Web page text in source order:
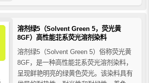
合成工艺及应用优势。
溶剂绿5（Solvent Green 5，荧光黄
8GF）高性能苝系荧光溶剂染料
溶剂绿5（Solvent Green 5）俗称荧光黄
8GF，是一种高性能苝系荧光溶剂染料，
呈现鲜艳明亮的绿黄色荧光。该染料具有